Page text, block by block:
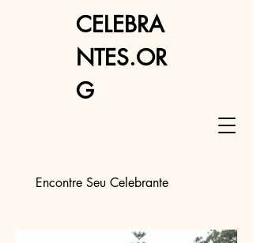
Encontre Seu Celebrante
CELEBRA
NTES.OR
G